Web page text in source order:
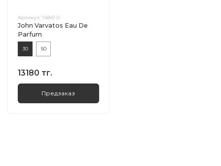
Артикул: 14847-0
John Varvatos Eau De
Parfum
30 50
13180 тг.
Предзаказ